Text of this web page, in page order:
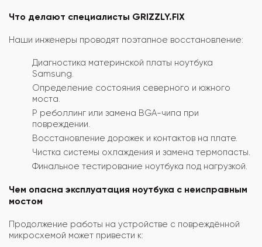
Что делают специалисты GRIZZLY.FIX
Наши инженеры проводят поэтапное восстановление:
Диагностика материнской платы ноутбука
Samsung.
Определение состояния северного и южного
моста.
Р реболлинг или замена BGA-чипа при
повреждении.
Восстановление дорожек и контактов на плате.
Чистка системы охлаждения и замена термопасты.
Финальное тестирование ноутбука под нагрузкой.
Чем опасна эксплуатация ноутбука с неисправным
мостом
Продолжение работы на устройстве с повреждённой
микросхемой может привести к: